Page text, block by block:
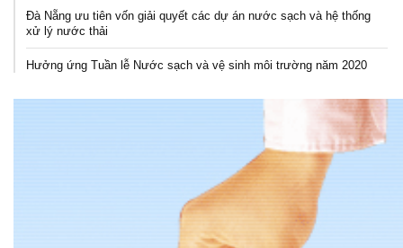
Đà Nẵng ưu tiên vốn giải quyết các dự án nước sạch và hệ thống
xử lý nước thải
Hưởng ứng Tuần lễ Nước sạch và vệ sinh môi trường năm 2020